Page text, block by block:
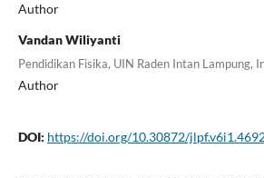
Author
Vandan Wiliyanti
Pendidikan Fisika, UIN Raden Intan Lampung,
Author
DOI: https://doi.org/10.30872/